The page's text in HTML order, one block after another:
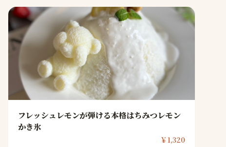
フレッシュレモンが弾ける本格はちみつレモン
かき氷
￥1,320